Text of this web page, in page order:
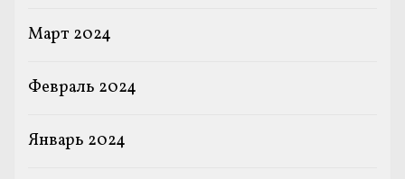
Март 2024
Февраль 2024
Январь 2024